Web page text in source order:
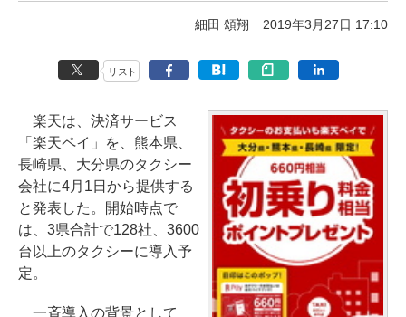
細田 頌翔 2019年3月27日 17:10
リスト
楽天は、決済サービス
「楽天ペイ」を、熊本県、
長崎県、大分県のタクシー
会社に4月1日から提供する
と発表した。開始時点で
は、3県合計で128社、3600
台以上のタクシーに導入予
定。
一斉導入の背景として